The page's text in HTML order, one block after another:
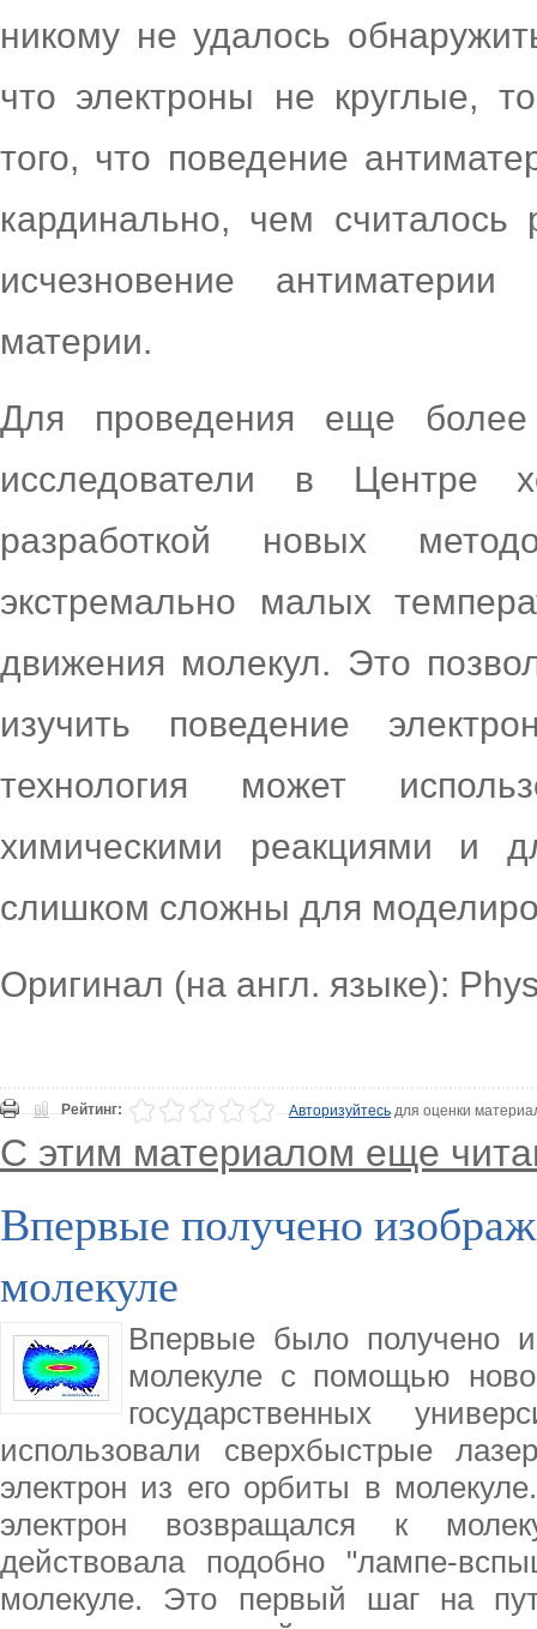
никому не удалось
что электроны не круглые,
того, что поведение
кардинально, чем
исчезновение
материи.
Для проведения еще более
исследователи в Центре
разработкой новых
экстремально малых
движения молекул. Это
изучить поведение
технология может
химическими реакциями и
слишком сложны для
Оригинал (на англ. языке):
Рейтинг: Авторизуйтесьдля оценки
С этим материалом еще
Впервые получено
молекуле
Впервые было получено
молекуле с помощью
государственных
использовали сверхбыстрые
электрон из его орбиты в
электрон возвращался к
действовала подобно "лампе-
молекуле. Это первый шаг на